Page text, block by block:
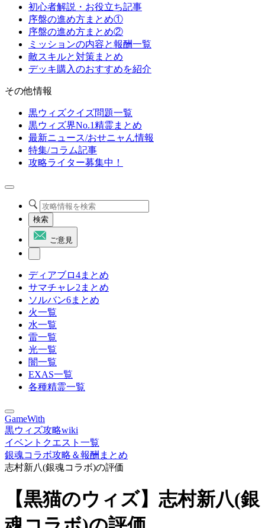
初心者解説・お役立ち記事
序盤の進め方まとめ①
序盤の進め方まとめ②
ミッションの内容と報酬一覧
敵スキルと対策まとめ
デッキ購入のおすすめを紹介
その他情報
黒ウィズクイズ問題一覧
黒ウィズ界No.1精霊まとめ
最新ニュース/おせニャん情報
特集/コラム記事
攻略ライター募集中！
検索
ご意見
ディアブロ4まとめ
サマチャレ2まとめ
ソルバン6まとめ
火一覧
水一覧
雷一覧
光一覧
闇一覧
EXAS一覧
各種精霊一覧
GameWith
黒ウィズ攻略wiki
イベントクエスト一覧
銀魂コラボ攻略＆報酬まとめ
志村新八(銀魂コラボ)の評価
【黒猫のウィズ】志村新八(銀